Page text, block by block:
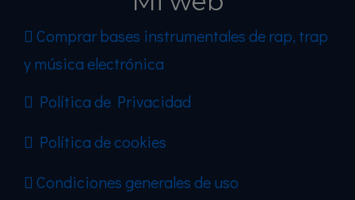
Comprar bases instrumentales de rap, trap
y música electrónica
Política de Privacidad
Política de cookies
Condiciones generales de uso